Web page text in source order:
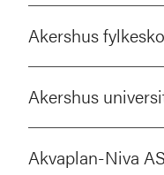
Akershus
Akershus
Akvaplan-Niva AS